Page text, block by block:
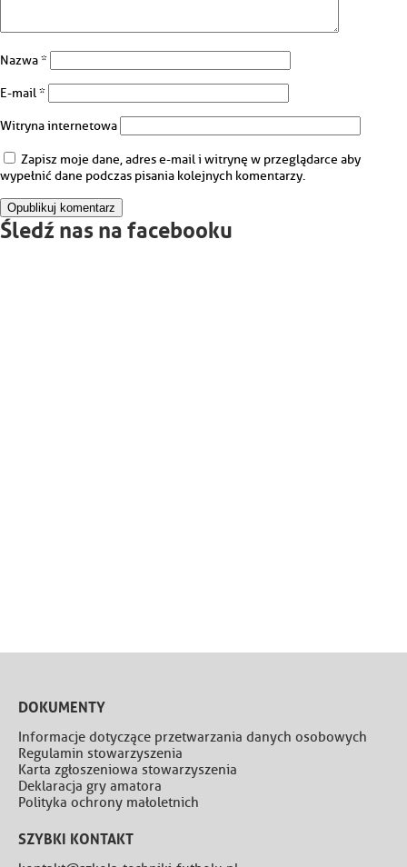
Nazwa*
E-mail*
Witryna internetowa
Zapisz moje dane, adres e-mail i witrynę w przeglądarce aby
wypełnić dane podczas pisania kolejnych komentarzy.
Śledź nas na facebooku
DOKUMENTY
Informacje dotyczące przetwarzania danych osobowych
Regulamin stowarzyszenia
Karta zgłoszeniowa stowarzyszenia
Deklaracja gry amatora
Polityka ochrony małoletnich
SZYBKI KONTAKT